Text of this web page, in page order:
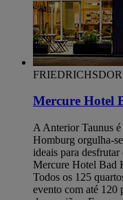
Mercure Hotel
A Anterior Taunus
Homburg orgulha-
ideais para
Mercure Hotel Bad
Todos os 125
evento com até 120